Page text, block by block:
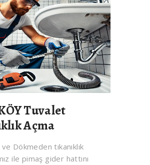
Tuvalet
Açma
Dökmeden tıkanıklık
ile pimaş gider hattını